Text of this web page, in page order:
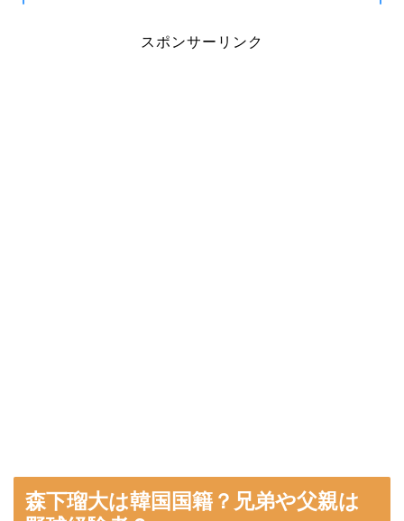
スポンサーリンク
森下瑠大は韓国国籍？兄弟や父親は